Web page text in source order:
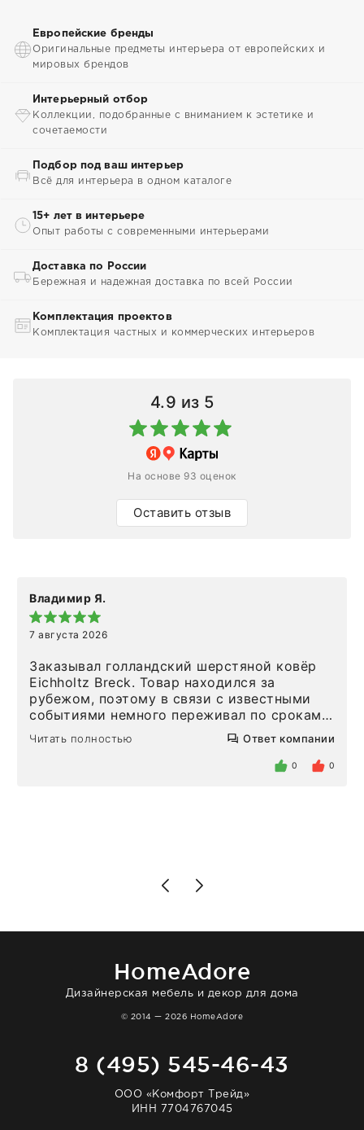
Европейские бренды
Оригинальные предметы интерьера от европейских и
мировых брендов
Интерьерный отбор
Коллекции, подобранные с вниманием к эстетике и
сочетаемости
Подбор под ваш интерьер
Всё для интерьера в одном каталоге
15+ лет в интерьере
Опыт работы с современными интерьерами
Доставка по России
Бережная и надежная доставка по всей России
Комплектация проектов
Комплектация частных и коммерческих интерьеров
4.9 из 5
На основе 93 оценок
Оставить отзыв
Владимир Я.
7 августа 2026
Заказывал голландский шерстяной ковёр
Eichholtz Breck. Товар находился за
рубежом, поэтому в связи с известными
событиями немного переживал по срокам.
Но homeadore привезли ровно в
определенное в договоре время, без
то качество выше всяких похвал. Выглядит
Читать полностью Ответ компании
0 0
HomeAdore
Дизайнерская мебель и декор для дома
© 2014 — 2026 HomeAdore
8 (495) 545-46-43
ООО «Комфорт Трейд»
ИНН 7704767045